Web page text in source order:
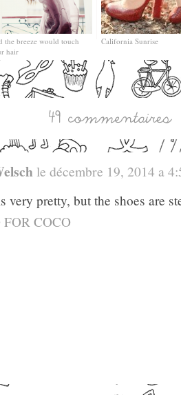
the breeze would touch
hair
California Sunrise
le décembre 19, 2014 a
very pretty, but the shoes are
COCO